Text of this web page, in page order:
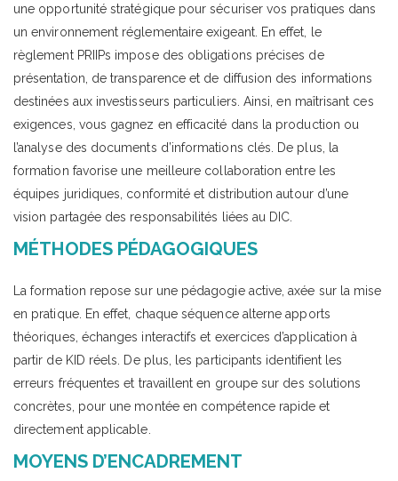
une opportunité stratégique pour sécuriser vos pratiques dans
un environnement réglementaire exigeant. En effet, le
règlement PRIIPs impose des obligations précises de
présentation, de transparence et de diffusion des informations
destinées aux investisseurs particuliers. Ainsi, en maîtrisant ces
exigences, vous gagnez en efficacité dans la production ou
l’analyse des documents d’informations clés. De plus, la
formation favorise une meilleure collaboration entre les
équipes juridiques, conformité et distribution autour d’une
vision partagée des responsabilités liées au DIC.
MÉTHODES PÉDAGOGIQUES
La formation repose sur une pédagogie active, axée sur la mise
en pratique. En effet, chaque séquence alterne apports
théoriques, échanges interactifs et exercices d’application à
partir de KID réels. De plus, les participants identifient les
erreurs fréquentes et travaillent en groupe sur des solutions
concrètes, pour une montée en compétence rapide et
directement applicable.
MOYENS D’ENCADREMENT